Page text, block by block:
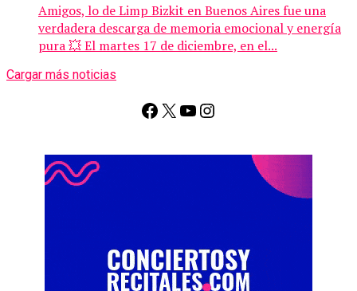
Amigos, lo de Limp Bizkit en Buenos Aires fue una
verdadera descarga de memoria emocional y energía
pura 💥 El martes 17 de diciembre, en el...
Cargar más noticias
Facebook
X YouTube
Instagram